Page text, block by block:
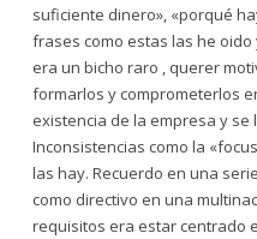
suficiente dinero», «porqué
frases como estas las he
era un bicho raro , querer
formarlos y comprometerlos
existencia de la empresa y se
Inconsistencias como la
las hay. Recuerdo en una
como directivo en una
requisitos era estar centrado